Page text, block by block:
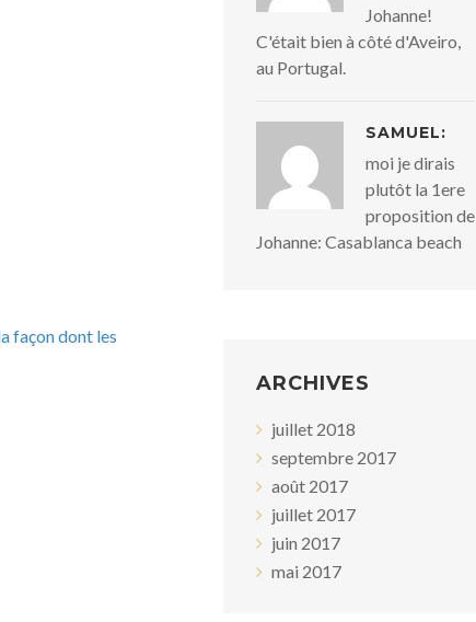
façon dont les
Johanne!
C'était bien à côté d'Aveiro,
au Portugal.
SAMUEL:
moi je dirais
plutôt la 1ere
proposition de
Johanne: Casablanca beach
ARCHIVES
juillet 2018
septembre 2017
août 2017
juillet 2017
juin 2017
mai 2017